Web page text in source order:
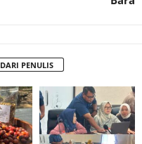
DARI PENULIS